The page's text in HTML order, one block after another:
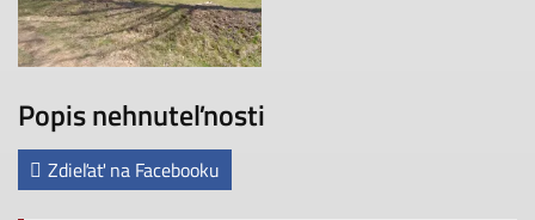
Popis nehnuteľnosti
Zdieľať na Facebooku